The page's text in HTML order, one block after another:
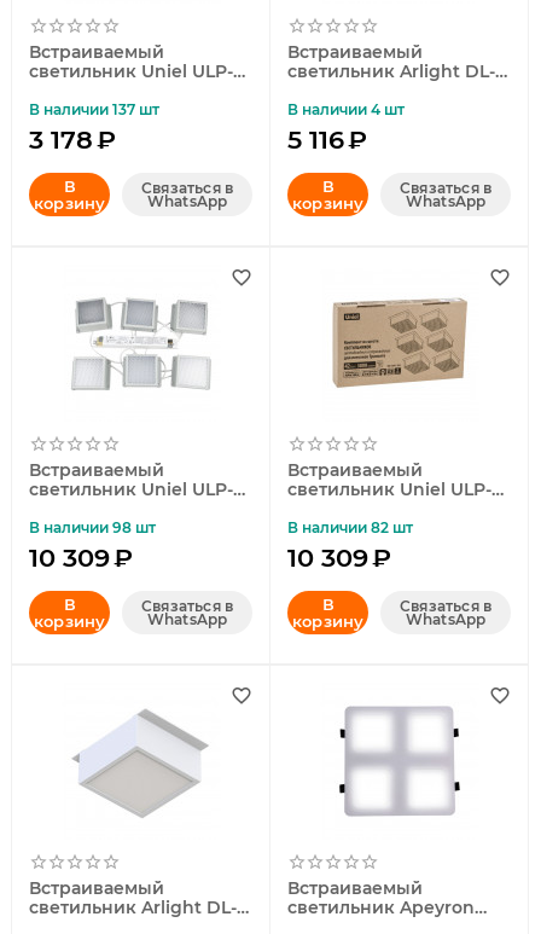
Встраиваемый
светильник Uniel ULP-
GRILYATO BLACK UL-
00011899
В наличии 137 шт
3 178₽
В
корзину
Связаться в
WhatsApp
Встраиваемый
светильник Arlight DL-
Warm3000 (WH, 90 deg,
230) 038332
В наличии 4 шт
5 116₽
В
корзину
Связаться в
WhatsApp
Встраиваемый
светильник Uniel ULP-
GRILYATO WHITE KIT06
UL-00011060
В наличии 98 шт
10 309₽
В
корзину
Связаться в
WhatsApp
Встраиваемый
светильник Uniel ULP-
GRILYATO BLACK KIT06
UL-00011061
В наличии 82 шт
10 309₽
В
корзину
Связаться в
WhatsApp
Встраиваемый
светильник Arlight DL-
Встраиваемый
светильник Apeyron